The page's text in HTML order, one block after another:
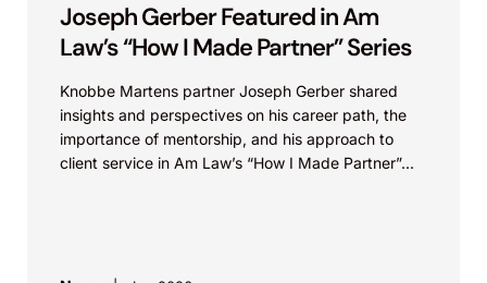
Joseph Gerber Featured in Am
Law’s “How I Made Partner” Series
Knobbe Martens partner Joseph Gerber shared
insights and perspectives on his career path, the
importance of mentorship, and his approach to
client service in Am Law’s “How I Made Partner”...